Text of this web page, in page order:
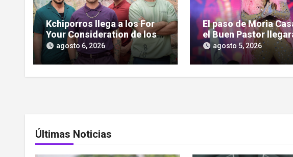
Kchiporros llega a los For
Your Consideration de los
Latin GRAMMY
agosto 6, 2026
El paso de Moria
el Buen Pastor
pantalla chica en su
serie documental
agosto 5, 2026
Últimas Noticias